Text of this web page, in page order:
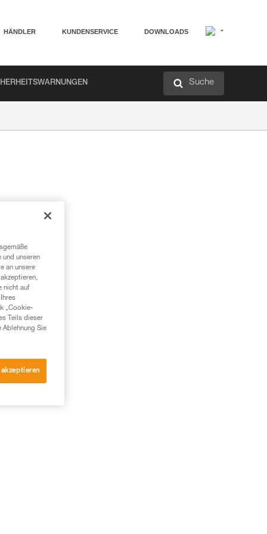
HÄNDLER KUNDENSERVICE DOWNLOADS
Suche
und unseren
an unsere
nicht auf
„Cookie-
Teils dieser
Ablehnung Sie